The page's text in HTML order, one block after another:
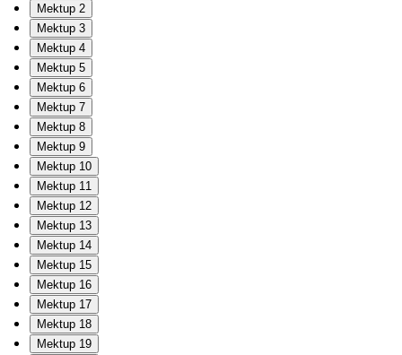
Mektup 2
Mektup 3
Mektup 4
Mektup 5
Mektup 6
Mektup 7
Mektup 8
Mektup 9
Mektup 10
Mektup 11
Mektup 12
Mektup 13
Mektup 14
Mektup 15
Mektup 16
Mektup 17
Mektup 18
Mektup 19